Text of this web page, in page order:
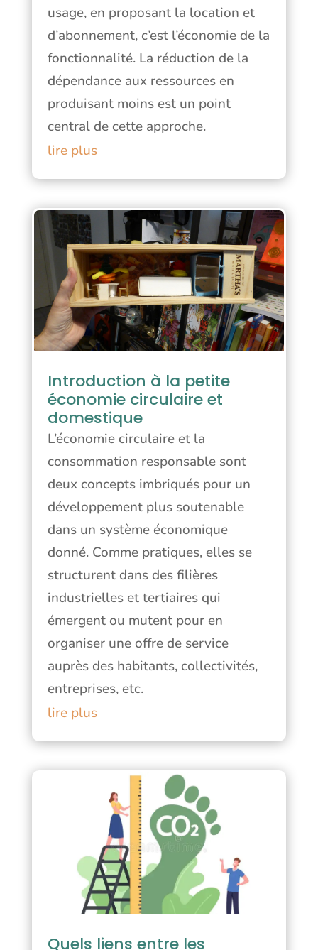
usage, en proposant la location et
d’abonnement, c’est l’économie de la
fonctionnalité. La réduction de la
dépendance aux ressources en
produisant moins est un point
central de cette approche.
lire plus
Introduction à la petite
économie circulaire et
domestique
L’économie circulaire et la
consommation responsable sont
deux concepts imbriqués pour un
développement plus soutenable
dans un système économique
donné. Comme pratiques, elles se
structurent dans des filières
industrielles et tertiaires qui
émergent ou mutent pour en
organiser une offre de service
auprès des habitants, collectivités,
entreprises, etc.
lire plus
Quels liens entre les